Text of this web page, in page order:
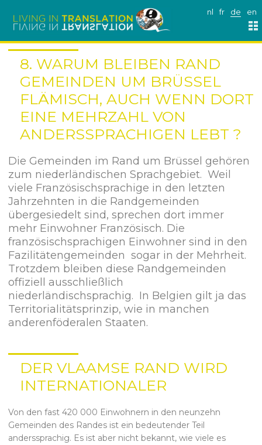
nl fr de en
8. WARUM BLEIBEN RAND
GEMEINDEN UM BRÜSSEL
FLÄMISCH, AUCH WENN DORT
EINE MEHRZAHL VON
ANDERSSPRACHIGEN LEBT ?
Die Gemeinden im Rand um Brüssel gehören
zum niederländischen Sprachgebiet. Weil
viele Französischsprachige in den letzten
Jahrzehnten in die Randgemeinden
übergesiedelt sind, sprechen dort immer
mehr Einwohner Französisch. Die
französischsprachigen Einwohner sind in den
Fazilitätengemeinden sogar in der Mehrheit.
Trotzdem bleiben diese Randgemeinden
offiziell ausschließlich
niederländischsprachig. In Belgien gilt ja das
Territorialitätsprinzip, wie in manchen
anderenföderalen Staaten.
DER VLAAMSE RAND WIRD
INTERNATIONALER
Von den fast 420 000 Einwohnern in den neunzehn
Gemeinden des Randes ist ein bedeutender Teil
anderssprachig. Es ist aber nicht bekannt, wie viele es